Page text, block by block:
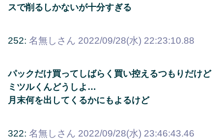
スで削るしかないが十分すぎる
252: 名無しさん 2022/09/28(水) 22:23:10.88
パックだけ買ってしばらく買い控えるつもりだけど
ミツルくんどうしよ…
月末何を出してくるかにもよるけど
322: 名無しさん 2022/09/28(水) 23:46:43.46